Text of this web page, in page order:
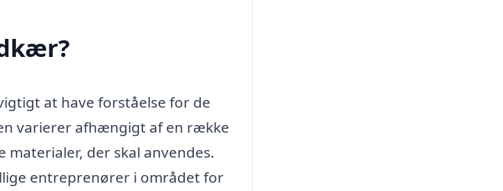
at have forståelse for de
varierer afhængigt af en række
der skal anvendes.
entreprenører i området for